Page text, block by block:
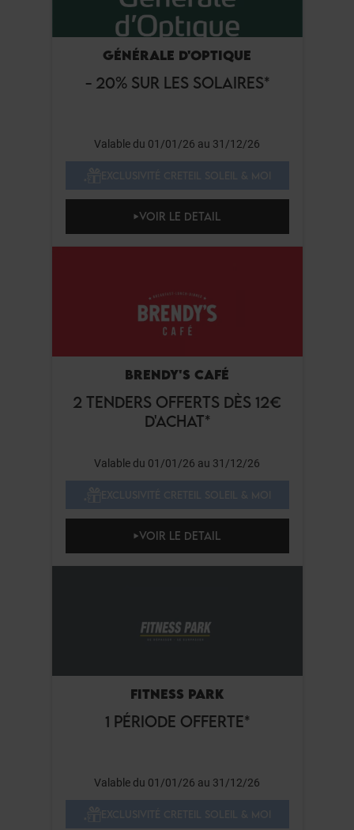
GÉNÉRALE D'OPTIQUE
- 20% SUR LES SOLAIRES*
Valable du 01/01/26 au 31/12/26
VOIR LE DETAIL
BRENDY'S CAFÉ
2 TENDERS OFFERTS DÈS 12€
D'ACHAT*
Valable du 01/01/26 au 31/12/26
VOIR LE DETAIL
FITNESS PARK
1 PÉRIODE OFFERTE*
Valable du 01/01/26 au 31/12/26